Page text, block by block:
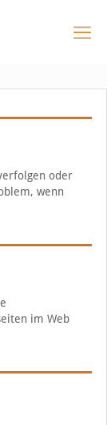
oder
wenn
im Web